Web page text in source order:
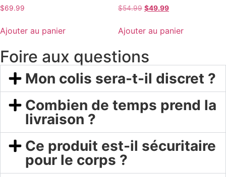
$69.99
Ajouter au panier
$54.99 $49.99
Ajouter au panier
Foire aux questions
Mon colis sera-t-il discret ?
Combien de temps prend la
livraison ?
Ce produit est-il sécuritaire
pour le corps ?